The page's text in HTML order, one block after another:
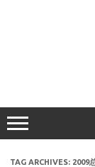
TAG ARCHIVES: 2009